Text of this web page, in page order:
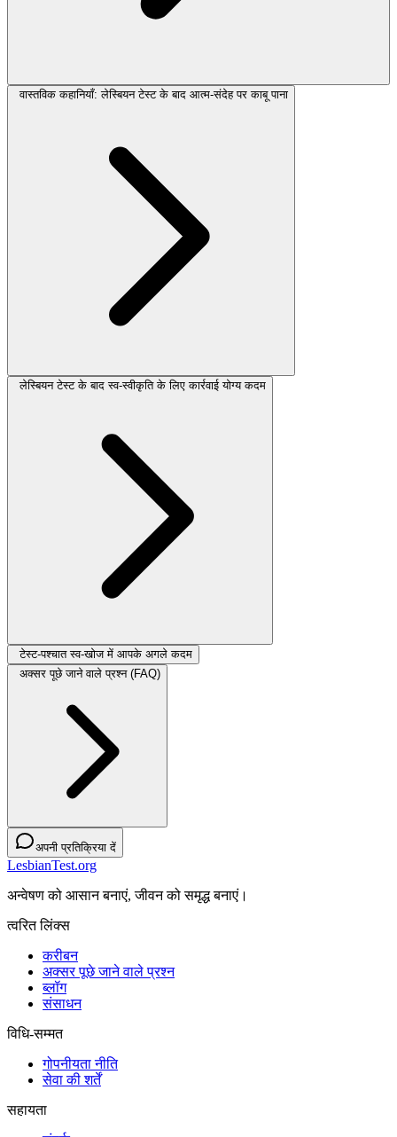
वास्तविक कहानियाँ: लेस्बियन टेस्ट के बाद आत्म-संदेह पर काबू पाना
लेस्बियन टेस्ट के बाद स्व-स्वीकृति के लिए कार्रवाई योग्य कदम
टेस्ट-पश्चात स्व-खोज में आपके अगले कदम
अक्सर पूछे जाने वाले प्रश्न (FAQ)
अपनी प्रतिक्रिया दें
LesbianTest.org
अन्वेषण को आसान बनाएं, जीवन को समृद्ध बनाएं।
त्वरित लिंक्स
करीबन
अक्सर पूछे जाने वाले प्रश्न
ब्लॉग
संसाधन
विधि-सम्‍मत
गोपनीयता नीति
सेवा की शर्तें
सहायता